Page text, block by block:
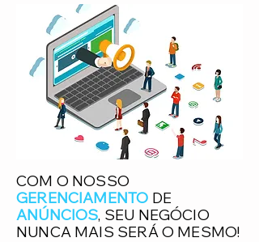
COM O NOSSO
GERENCIAMENTO DE
ANÚNCIOS, SEU NEGÓCIO
NUNCA MAIS SERÁ O MESMO!